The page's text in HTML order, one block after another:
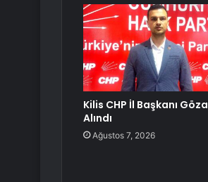
Kilis CHP İl Başkanı
Alındı
Ağustos 7, 2026